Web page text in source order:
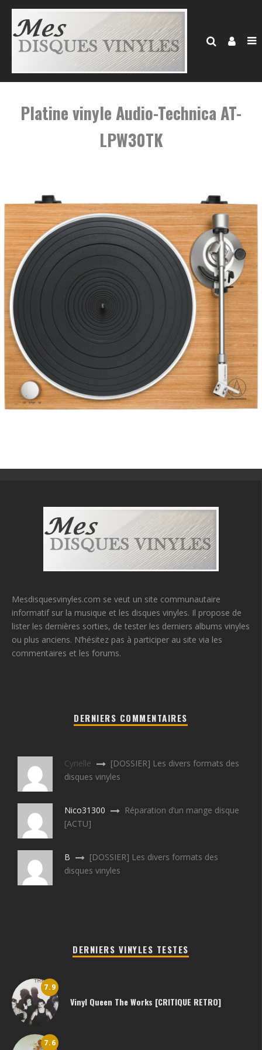
Platine vinyle Audio-Technica AT-
LPW30TK
Mesdisquesvinyles.com se veut un site communautaire
informatif sur la musique et les disques vinyles. Il propose de
lister les dernières sorties, de tester les derniers albums vinyles
ou plus anciens. N’hésitez pas à participer au site via les
commentaires et les forums.
DERNIERS COMMENTAIRES
Cyrielle
[DOSSIER] Les divers formats des
disques vinyles
Nico31300
Réparation d’un mange disque
[ACTU]
B
[DOSSIER] Les divers formats des
disques vinyles
DERNIERS VINYLES TESTES
7.9
Vinyl Queen The Works [CRITIQUE RETRO]
7.6